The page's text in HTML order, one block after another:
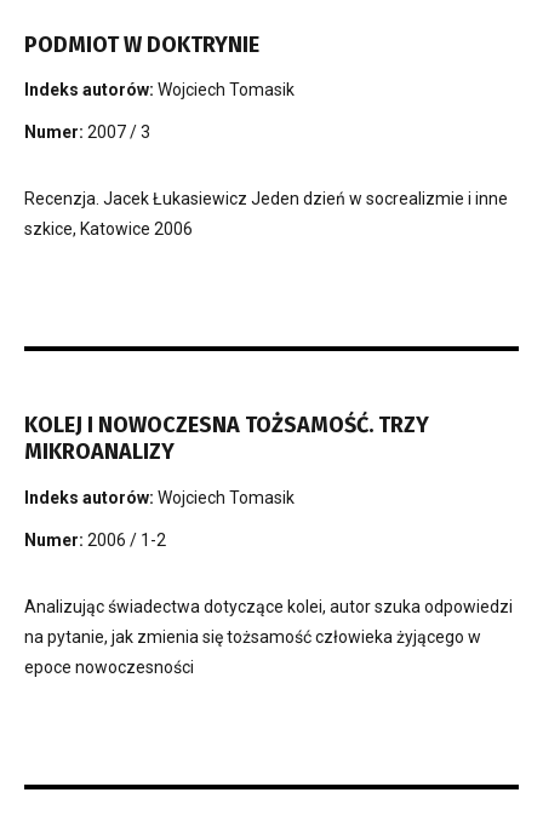
PODMIOT W DOKTRYNIE
Indeks autorów: Wojciech Tomasik
Numer: 2007 / 3
Recenzja. Jacek Łukasiewicz Jeden dzień w socrealizmie i inne
szkice, Katowice 2006
KOLEJ I NOWOCZESNA TOŻSAMOŚĆ. TRZY
MIKROANALIZY
Indeks autorów: Wojciech Tomasik
Numer: 2006 / 1-2
Analizując świadectwa dotyczące kolei, autor szuka odpowiedzi
na pytanie, jak zmienia się tożsamość człowieka żyjącego w
epoce nowoczesności